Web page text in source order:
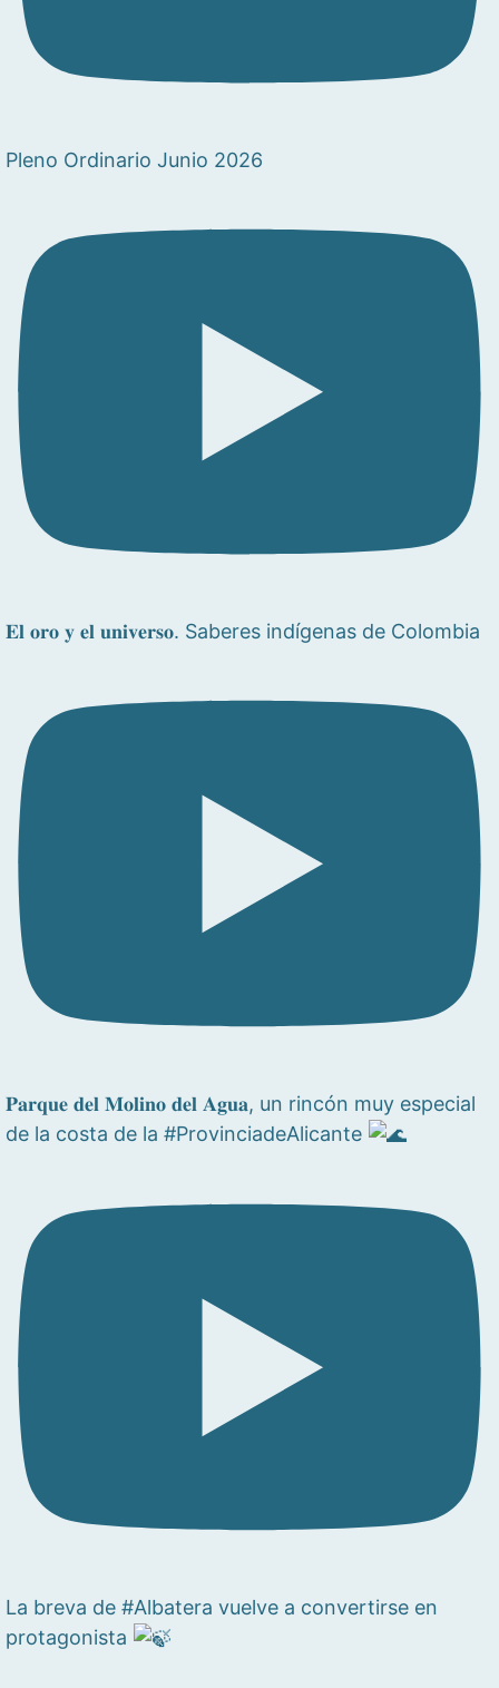
Pleno Ordinario Junio 2026
𝐄𝐥 𝐨𝐫𝐨 𝐲 𝐞𝐥 𝐮𝐧𝐢𝐯𝐞𝐫𝐬𝐨. Saberes indígenas de Colombia
𝐏𝐚𝐫𝐪𝐮𝐞 𝐝𝐞𝐥 𝐌𝐨𝐥𝐢𝐧𝐨 𝐝𝐞𝐥 𝐀𝐠𝐮𝐚, un rincón muy especial
de la costa de la #ProvinciadeAlicante
La breva de #Albatera vuelve a convertirse en
protagonista